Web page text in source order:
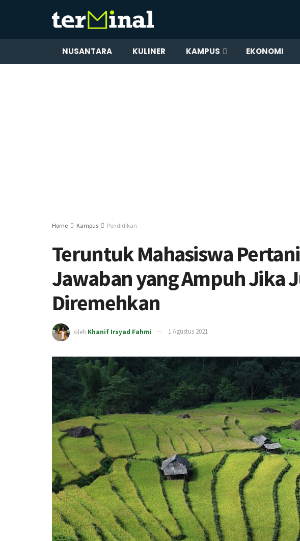
NUSANTARA KULINER KAMPUS EKONOMI
Home Kampus Pendidikan
Teruntuk Mahasiswa
Jawaban yang Ampuh Jika
Diremehkan
oleh Khanif Irsyad Fahmi 1 Agustus 2021